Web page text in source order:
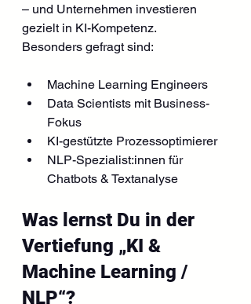
– und Unternehmen investieren
gezielt in KI-Kompetenz.
Besonders gefragt sind:
Machine Learning Engineers
Data Scientists mit Business-
Fokus
KI-gestützte Prozessoptimierer
NLP-Spezialist:innen für
Chatbots & Textanalyse
Was lernst Du in der
Vertiefung „KI &
Machine Learning /
NLP“?